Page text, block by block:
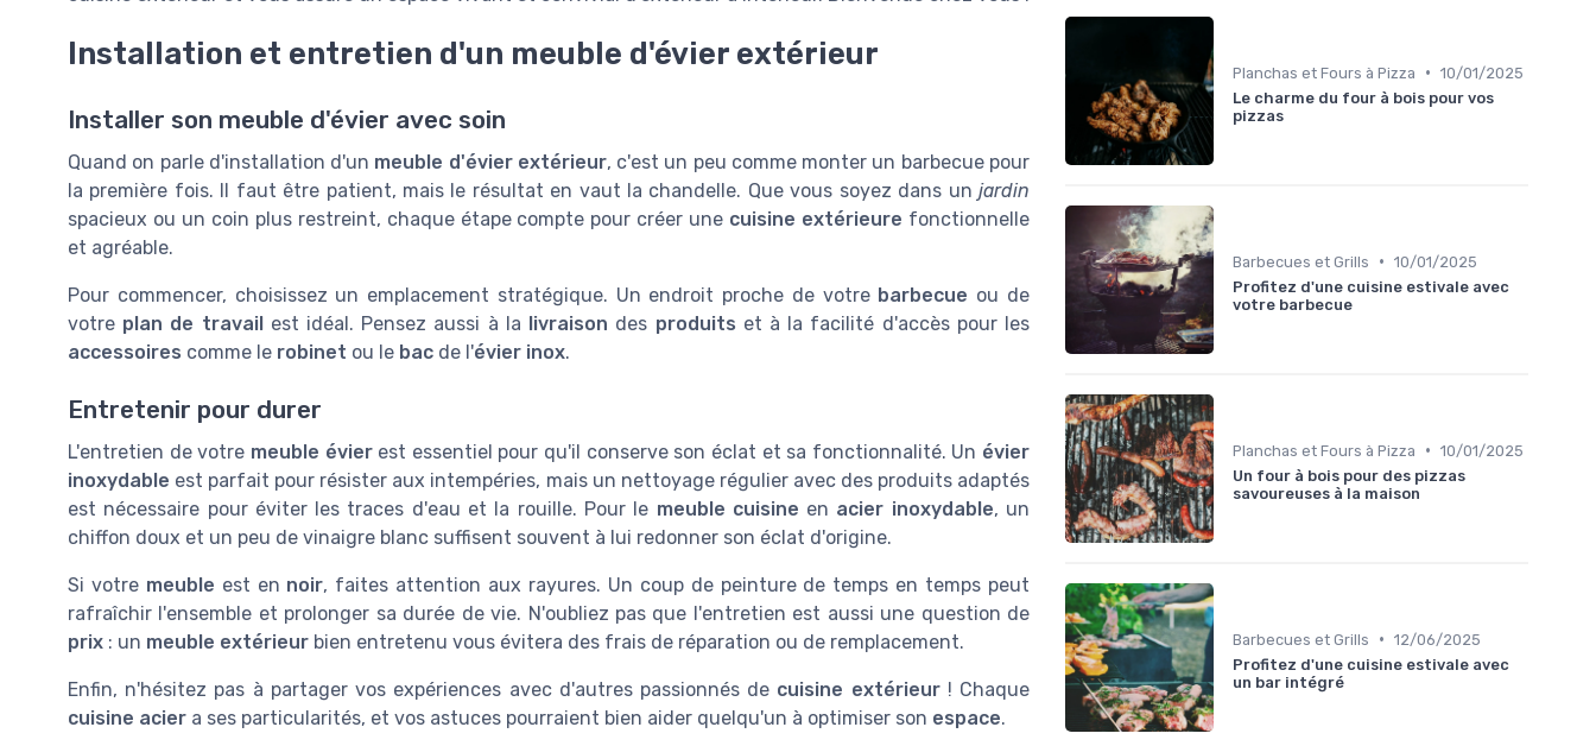
Installation et entretien d'un meuble d'évier extérieur
Installer son meuble d'évier avec soin
Quand on parle d'installation d'un meuble d'évier extérieur, c'est un peu comme monter un barbecue pour
la première fois. Il faut être patient, mais le résultat en vaut la chandelle. Que vous soyez dans un jardin
spacieux ou un coin plus restreint, chaque étape compte pour créer une cuisine extérieure fonctionnelle
et agréable.
Pour commencer, choisissez un emplacement stratégique. Un endroit proche de votre barbecue ou de
votre plan de travailest idéal. Pensez aussi à la livraison des produits et à la facilité d'accès pour les
accessoires comme le robinet ou le bac de l'évier inox.
Entretenir pour durer
L'entretien de votre meuble évierest essentiel pour qu'il conserve son éclat et sa fonctionnalité. Un évier
inoxydable est parfait pour résister aux intempéries, mais un nettoyage régulier avec des produits adaptés
est nécessaire pour éviter les traces d'eau et la rouille. Pour le meuble cuisine en acier inoxydable, un
chiffon doux et un peu de vinaigre blanc suffisent souvent à lui redonner son éclat d'origine.
Si votre meuble est en noir, faites attention aux rayures. Un coup de peinture de temps en temps peut
rafraîchir l'ensemble et prolonger sa durée de vie. N'oubliez pas que l'entretien est aussi une question de
prix : un meuble extérieur bien entretenu vous évitera des frais de réparation ou de remplacement.
Enfin, n'hésitez pas à partager vos expériences avec d'autres passionnés de cuisine extérieur! Chaque
cuisine acier a ses particularités, et vos astuces pourraient bien aider quelqu'un à optimiser son espace.
Planchas et Fours à Pizza • 10/01/2025
Le charme du four à bois pour vos
pizzas
Barbecues et Grills • 10/01/2025
Profitez d'une cuisine estivale avec
votre barbecue
Planchas et Fours à Pizza • 10/01/2025
Un four à bois pour des pizzas
savoureuses à la maison
Barbecues et Grills • 12/06/2025
Profitez d'une cuisine estivale avec
un bar intégré